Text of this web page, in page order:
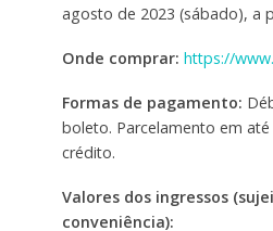
agosto de 2023 (sábado), a
Onde comprar: https://
Formas de pagamento:
boleto. Parcelamento em
crédito.
Valores dos ingressos
conveniência):